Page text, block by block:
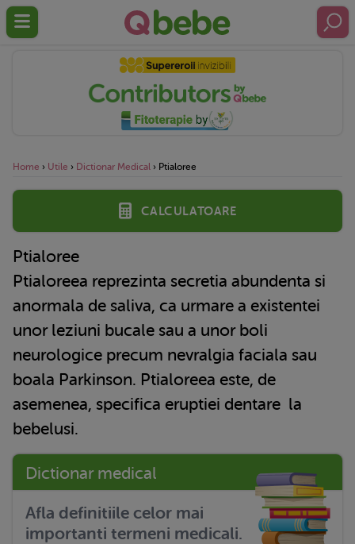
Home › Utile › Dictionar Medical › Ptialoree
Calculatoare
Ptialoree
Ptialoreea reprezinta secretia abundenta si
anormala de saliva, ca urmare a existentei
unor leziuni bucale sau a unor boli
neurologice precum nevralgia faciala sau
boala Parkinson. Ptialoreea este, de
asemenea, specifica eruptiei dentare la
bebelusi.
Dictionar medical
Afla definitiile celor mai
importanti termeni medicali.